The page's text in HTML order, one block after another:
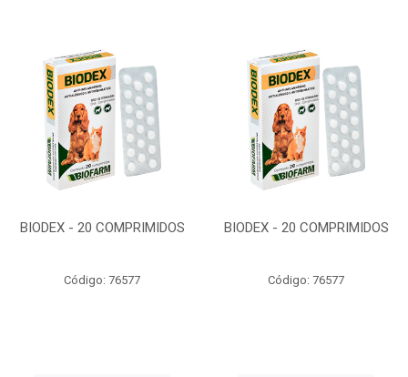
BIODEX - 20 COMPRIMIDOS
Código: 76577
BIODEX - 20 COMPRIMIDOS
Código: 76577